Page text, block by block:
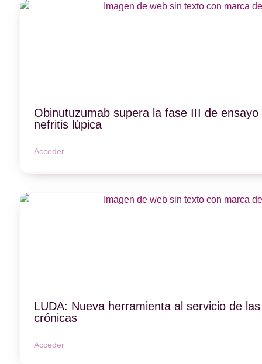
Obinutuzumab supera la fase III de
nefritis lúpica
Acceder
LUDA: Nueva herramienta al servicio de
crónicas
Acceder